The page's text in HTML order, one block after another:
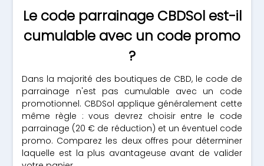
Le code parrainage CBDSol est-il
cumulable avec un code promo
?
Dans la majorité des boutiques de CBD, le code de
parrainage n'est pas cumulable avec un code
promotionnel. CBDSol applique généralement cette
même règle : vous devrez choisir entre le code
parrainage (20 € de réduction) et un éventuel code
promo. Comparez les deux offres pour déterminer
laquelle est la plus avantageuse avant de valider